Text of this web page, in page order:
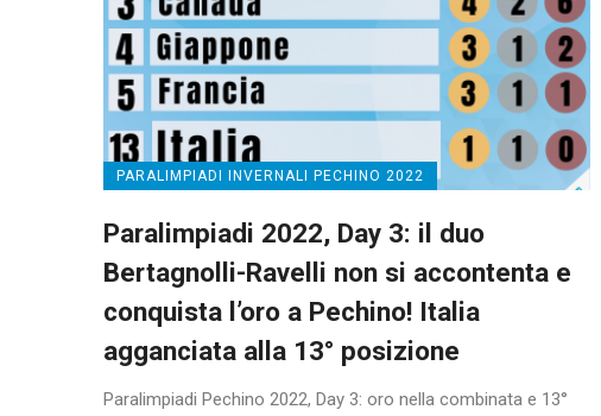
PARALIMPIADI INVERNALI PECHINO 2022
Paralimpiadi 2022, Day 3: il duo
Bertagnolli-Ravelli non si accontenta e
conquista l’oro a Pechino! Italia
agganciata alla 13° posizione
Paralimpiadi Pechino 2022, Day 3: oro nella combinata e 13°